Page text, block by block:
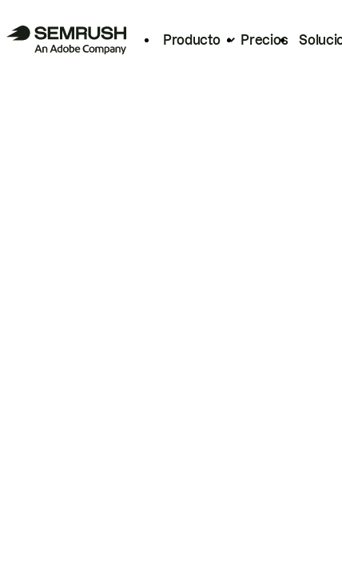
Producto Precios